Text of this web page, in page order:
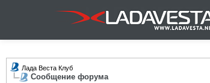
Лада Веста Клуб
Сообщение форума